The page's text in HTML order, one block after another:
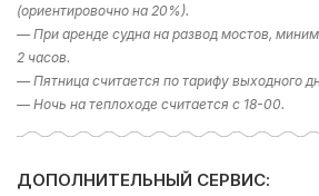
(ориентировочно на 20%).
— При аренде судна на развод мостов,
2 часов.
— Пятница считается по тарифу выходного
— Ночь на теплоходе считается с 18-00.
ДОПОЛНИТЕЛЬНЫЙ СЕРВИС: